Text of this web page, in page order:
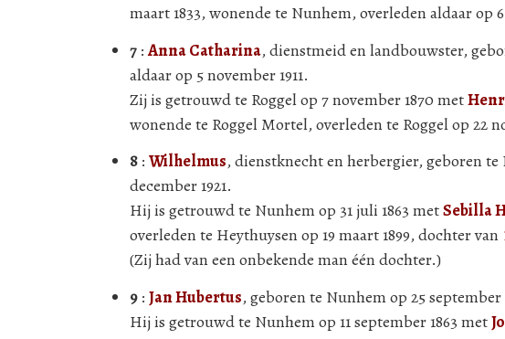
maart 1833, wonende te Nunhem, overleden aldaar op
7 :Anna Catharina, dienstmeid en landbouwster,
aldaar op 5 november 1911.
Zij is getrouwd te Roggel op 7 november 1870 met
wonende te Roggel Mortel, overleden te Roggel op 22
8 : Wilhelmus, dienstknecht en herbergier, geboren te
december 1921.
Hij is getrouwd te Nunhem op 31 juli 1863 metSebilla
overleden te Heythuysen op 19 maart 1899, dochter van
(Zij had van een onbekende man één dochter.)
9 : Jan Hubertus, geboren te Nunhem op 25
Hij is getrouwd te Nunhem op 11 september 1863 met